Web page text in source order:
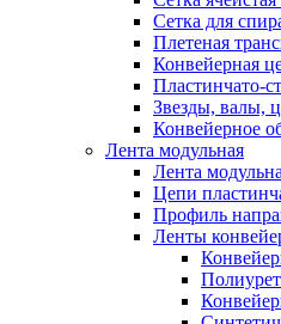
Сетка для
Плетеная
Конвейерная
Пластинчато-
Звезды, валы,
Конвейерное
Лента модульная
Лента
Цепи
Профиль
Ленты